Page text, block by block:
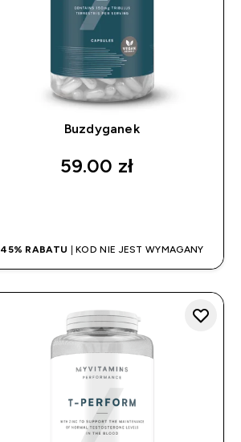
Buzdyganek
59.00 zł‎
45% RABATU | KOD NIE JEST WYMAGANY